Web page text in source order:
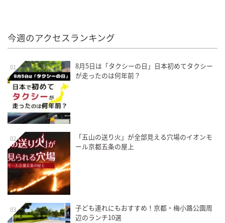
今週のアクセスランキング
01
8月5日は「タクシーの日」日本初めてタクシー
が走ったのは何年前？
02
「五山の送り火」が全部見える穴場のイオンモ
ール京都五条の屋上
03
子ども連れにもおすすめ！京都・梅小路公園周
辺のランチ10選